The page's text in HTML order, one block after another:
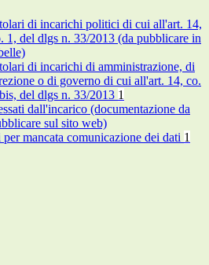
di incarichi politici di cui all'art. 14,
1, del dlgs n. 33/2013 (da pubblicare in
di incarichi di amministrazione, di
o di governo di cui all'art. 14, co.
del dlgs n. 33/2013 1
dall'incarico (documentazione da
sul sito web)
per mancata comunicazione dei dati 1